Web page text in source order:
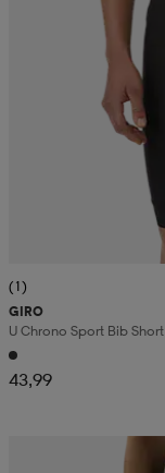
(1)
GIRO
U Chrono Sport Bib Short
43,99